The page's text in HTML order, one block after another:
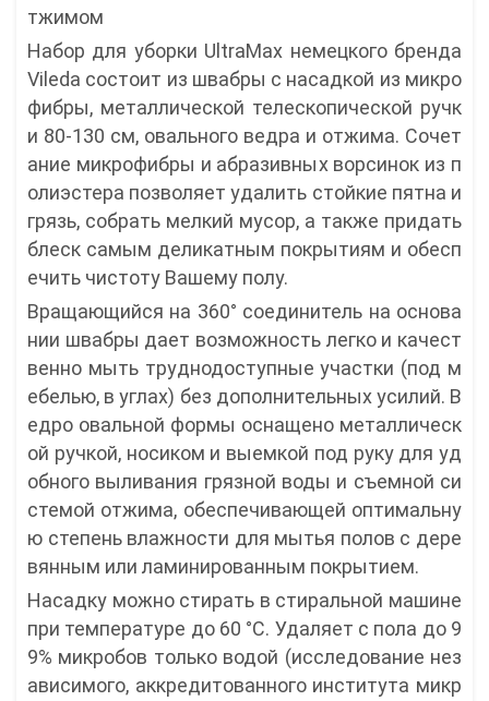
тжимом
Набор для уборки UltraMax немецкого бренда
Vileda состоит из швабры с насадкой из микро
фибры, металлической телескопической ручк
и 80-130 см, овального ведра и отжима. Сочет
ание микрофибры и абразивных ворсинок из п
олиэстера позволяет удалить стойкие пятна и
грязь, собрать мелкий мусор, а также придать
блеск самым деликатным покрытиям и обесп
ечить чистоту Вашему полу.
Вращающийся на 360° соединитель на основа
нии швабры дает возможность легко и качест
венно мыть труднодоступные участки (под м
ебелью, в углах) без дополнительных усилий. В
едро овальной формы оснащено металлическ
ой ручкой, носиком и выемкой под руку для уд
обного выливания грязной воды и съемной си
стемой отжима, обеспечивающей оптимальну
ю степень влажности для мытья полов с дере
вянным или ламинированным покрытием.
Насадку можно стирать в стиральной машине
при температуре до 60 °C. Удаляет с пола до 9
9% микробов только водой (исследование нез
ависимого, аккредитованного института микр